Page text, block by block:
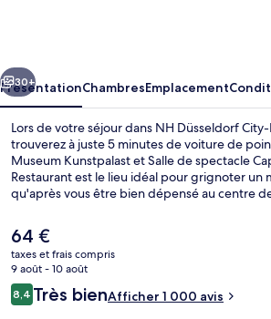
Suivant
30+
PrésentationChambresEmplacement
Lors de votre séjour dans NH Düsseldorf
trouverez à juste 5 minutes de voiture de
Museum Kunstpalast et Salle de spectacle
Restaurant est le lieu idéal pour grignoter un
qu'après vous être bien dépensé au centre
aurez également vite rejoint des sites comme
Savoy. Les autres voyageurs ne disent que du
concerne le personnel attentionné.
très courte distance à pied des transports
Düsseldorf-Derendorf se trouve à 3 min et
Heinrichstraße, à 3 min.
Le
prix
actuel
est
de
64 €
taxes et frais compris
9 août - 10 août
Avis
voyageurs
8,48,4 sur 10
Très bienAfficher 1 000 avis